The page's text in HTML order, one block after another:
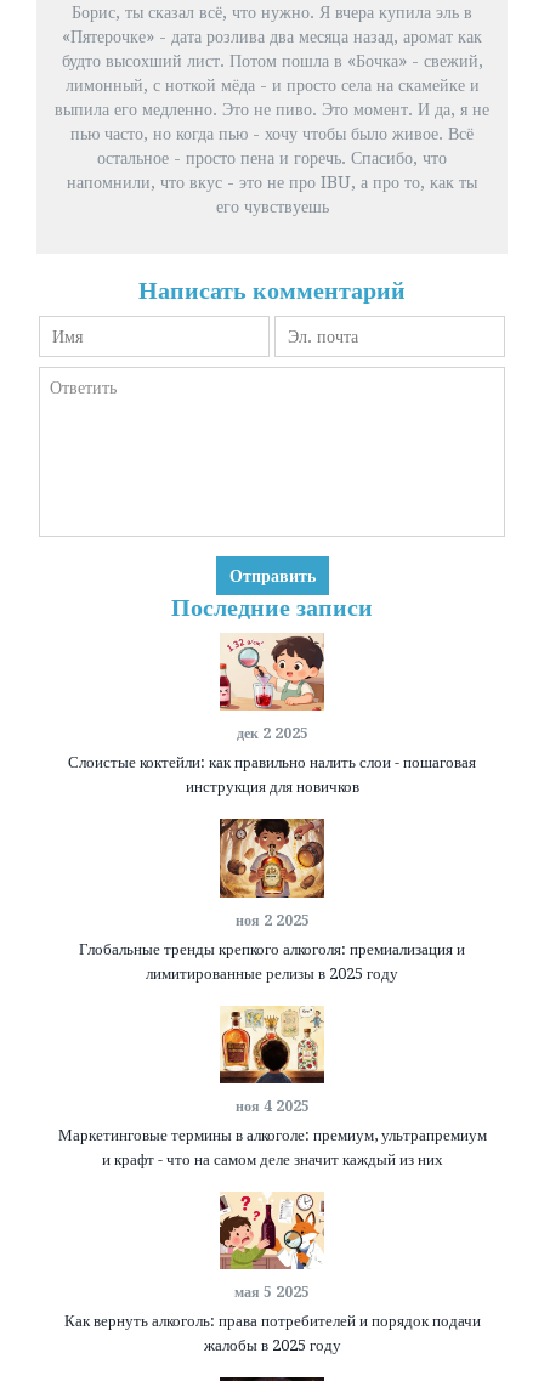
Борис, ты сказал всё, что нужно. Я вчера купила эль в
«Пятерочке» - дата розлива два месяца назад, аромат как
будто высохший лист. Потом пошла в «Бочка» - свежий,
лимонный, с ноткой мёда - и просто села на скамейке и
выпила его медленно. Это не пиво. Это момент. И да, я не
пью часто, но когда пью - хочу чтобы было живое. Всё
остальное - просто пена и горечь. Спасибо, что
напомнили, что вкус - это не про IBU, а про то, как ты
его чувствуешь
Написать комментарий
Последние записи
дек 2 2025
Слоистые коктейли: как правильно налить слои - пошаговая
инструкция для новичков
ноя 2 2025
Глобальные тренды крепкого алкоголя: премиализация и
лимитированные релизы в 2025 году
ноя 4 2025
Маркетинговые термины в алкоголе: премиум, ультрапремиум
и крафт - что на самом деле значит каждый из них
мая 5 2025
Как вернуть алкоголь: права потребителей и порядок подачи
жалобы в 2025 году